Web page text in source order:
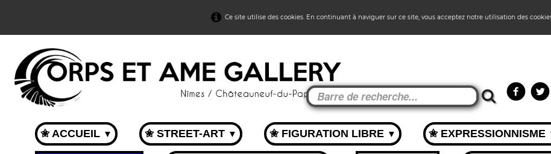
Ce site utilise des cookies. En continuant à naviguer sur ce site, vous acceptez notre utilisation des
✬ ACCUEIL ▼ ✬ STREET-ART ▼ ✬ FIGURATION LIBRE ▼ ✬ EXPRESSIONNISME